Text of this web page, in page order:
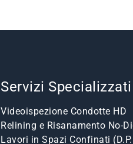
Servizi Specializzati
Videoispezione Condotte HD
Relining e Risanamento No-
Lavori in Spazi Confinati